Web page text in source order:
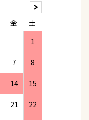
金
土
1
7 8
14 15
21 22